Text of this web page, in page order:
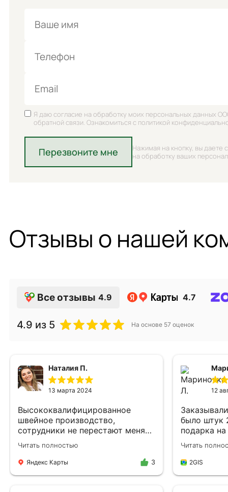
Я даю согласие на обработку моих персональных данных
обратной связи. Ознакомиться с политикой
Перезвоните мне
Нажимая на кнопку, вы даете
на обработку ваших
Отзывы о нашей
Все отзывы 4.9 4.7
4.9 из 5 На основе 57 оценок
Наталия П.
13 марта 2024
Высококвалифицированное
швейное производство,
сотрудники не перестают меня
радовать, опыт у них большой и
все партии одежды всегда
отшиты к обозначенному сроку
Читать полностью
Яндекс Карты 3
12
было штук
подарка
сделали
что-то
на ощупь
Читать
2GIS